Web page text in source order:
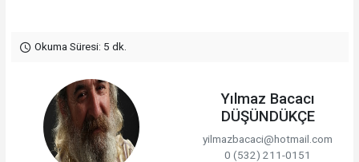
Okuma Süresi: 5 dk.
Yılmaz Bacacı
DÜŞÜNDÜKÇE
yilmazbacaci@hotmail.com
0 (532) 211-0151